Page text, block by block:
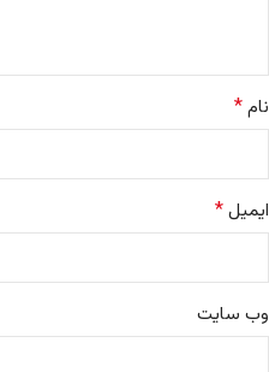
نام*
ایمیل*
وب‌ سایت